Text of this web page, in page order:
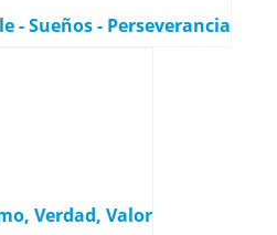
- Sueños - Perseverancia
Verdad, Valor